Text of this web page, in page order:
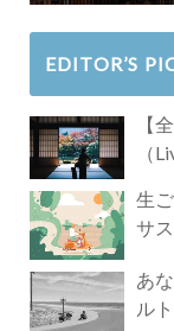
EDITOR’S
【
（
生
サ
あなた
ル